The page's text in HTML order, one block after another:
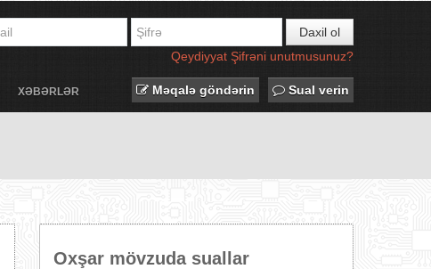
Daxil ol
Qeydiyyat Şifrəni unutmusunuz?
XƏBƏRLƏR Məqalə göndərin Sual verin
Oxşar mövzuda suallar